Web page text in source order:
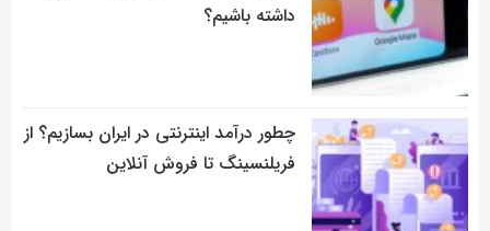
داشته باشیم؟
چطور درآمد اینترنتی در ایران بسازیم؟ از
فریلنسینگ تا فروش آنلاین